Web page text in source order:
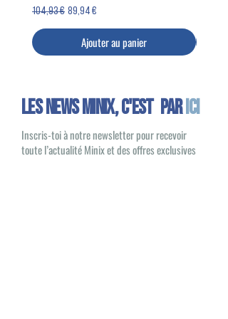
Prix original
104,93 € Prix promotionnel
89,94 €
Ajouter au panier
Les news minix, C'EST PARICI
Inscris-toi à notre newsletter pour recevoir
toute l’actualité Minix et des offres exclusives